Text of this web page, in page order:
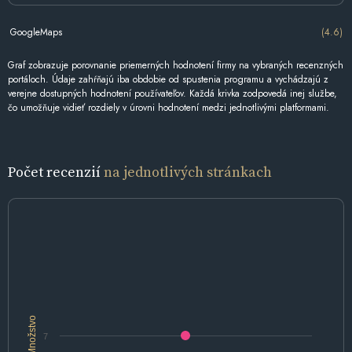
GoogleMaps (4.6)
Graf zobrazuje porovnanie priemerných hodnotení firmy na vybraných recenzných
portáloch. Údaje zahŕňajú iba obdobie od spustenia programu a vychádzajú z
verejne dostupných hodnotení používateľov. Každá krivka zodpovedá inej službe,
čo umožňuje vidieť rozdiely v úrovni hodnotení medzi jednotlivými platformami.
Počet recenziína jednotlivých stránkach
Množstvo 7